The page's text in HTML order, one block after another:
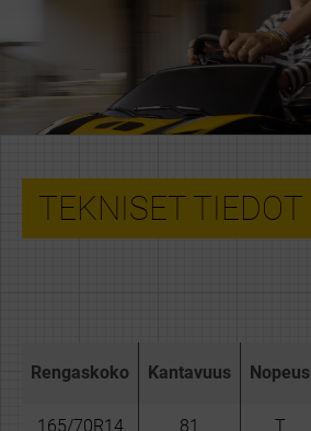
TEKNISET TIEDOT
Rengaskoko Kantavuus Nopeus
165/70R14 81 T